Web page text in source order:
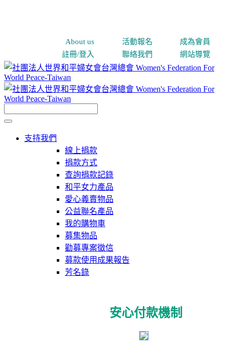
About us 活動報名
成為會員
註冊/登入
聯絡我們 網站導覽
支持我們
線上捐款
捐款方式
查詢捐款記錄
和平女力產品
愛心義賣物品
公益聯名產品
我的購物車
募集物品
勸募專案徵信
募款使用成果報告
芳名錄
安心付款機制